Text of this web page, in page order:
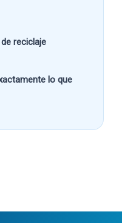
reciclaje
lo que